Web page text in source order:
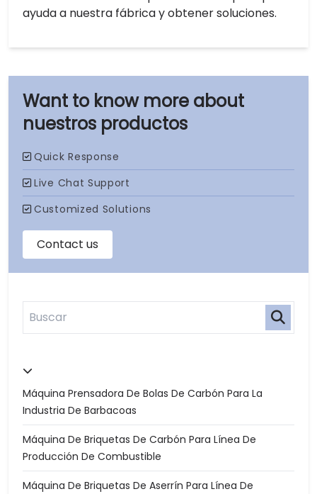
nuestros productos
Máquina Prensadora De Bolas De Carbón Para La
Industria De Barbacoas
Máquina De Briquetas De Carbón Para Línea De
Producción De Combustible
Máquina De Briquetas De Aserrín Para Línea De
ayuda a nuestra fábrica y obtener soluciones.